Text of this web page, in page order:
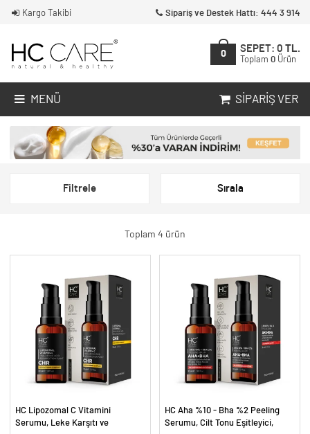
Kargo Takibi Sipariş ve Destek Hattı: 444 3 914
0
SEPET: 0 TL.
Toplam 0 Ürün
MENÜ SIPARIŞ VER
Filtrele Sırala
Toplam 4 ürün
HC Lipozomal C Vitamini
Serumu, Leke Karşıtı ve
HC Aha %10 - Bha %2 Peeling
Serumu, Cilt Tonu Eşitleyici,